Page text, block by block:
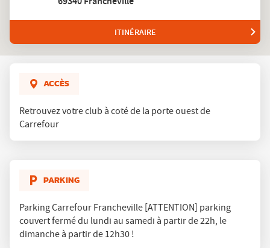
ITINÉRAIRE
JUSQU'AU
ACCÈS
Retrouvez votre club à coté de la porte ouest de
Carrefour
PARKING
Parking Carrefour Francheville [ATTENTION] parking
couvert fermé du lundi au samedi à partir de 22h, le
dimanche à partir de 12h30 !